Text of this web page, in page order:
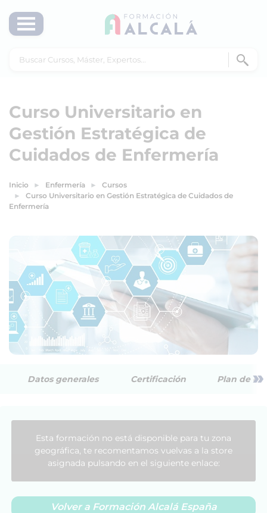
Curso Universitario en
Gestión Estratégica de
Cuidados de Enfermería
Inicio Enfermería
Cursos
Curso Universitario en Gestión Estratégica de Cuidados de
Enfermería
Datos generales Certificación Plan de »
Esta formación no está disponible para tu zona
geográfica, te recomentamos vuelvas a la store
asignada pulsando en el siguiente enlace:
Volver a Formación Alcalá España